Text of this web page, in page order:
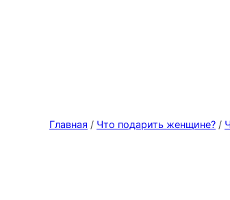
Главная / Что подарить женщине? /